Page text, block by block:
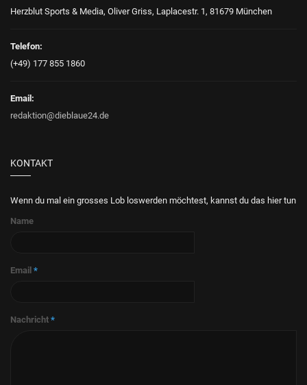
Herzblut Sports & Media, Oliver Griss, Laplacestr. 1, 81679 München
Telefon:
(+49) 177 855 1860
Email:
redaktion@dieblaue24.de
KONTAKT
Wenn du mal ein grosses Lob loswerden möchtest, kannst du das hier tun
Name
Email *
Nachricht *